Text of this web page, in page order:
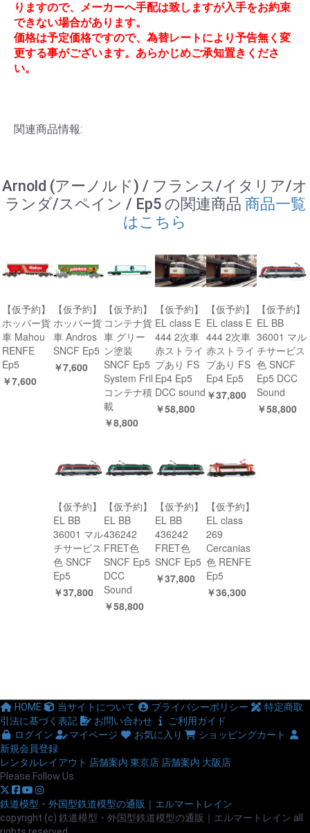
りますので、メーカーへ手配は致しますが入手をお約束
できない場合があります。
価格は予定価格ですので、為替レートにより予告無く変
更する事がございます。あらかじめご承知置きくださ
い。
関連商品情報:
Arnold (アーノルド) / フランス/イタリア/オ
ランダ/スペイン / Ep5 の関連商品 商品一覧
はこちら
【仮予約】
ホッパー貨
車 Mahou
RENFE
Ep5
￥7,600
【仮予約】
ホッパー貨
車 Andros
SNCF Ep5
￥7,600
【仮予約】
コンテナ貨
車 グリー
ン塗装
SNCF Ep5
System Fril
コンテナ積
載
￥8,800
【仮予約】
EL class E
444 2次車
赤ストライ
プあり FS
Ep4 Ep5
DCC sound
￥58,800
【仮予約】
EL class E
444 2次車
赤ストライ
プあり FS
Ep4 Ep5
￥37,800
【仮予約】
EL BB
36001 マル
チサービス
色 SNCF
Ep5 DCC
Sound
￥58,800
【仮予約】
EL BB
36001 マル
チサービス
色 SNCF
Ep5
￥37,800
【仮予約】
EL BB
436242
FRET色
SNCF Ep5
DCC
Sound
￥58,800
【仮予約】
EL BB
436242
FRET色
SNCF Ep5
￥37,800
【仮予約】
EL class
269
Cercanias
色 RENFE
Ep5
￥36,300
HOME 当サイトについて プライバシーポリシー
特定商取
引法に基づく表記
お問い合わせ
ご利用ガイド
ログイン
マイページ お気に入り
ショッピングカート
新規会員登録
レンタルレイアウト 店舗案内 東京店 店舗案内 大阪店
Please Follow Us.
鉄道模型・外国型鉄道模型の通販｜エルマートレイン
copyright (c) 鉄道模型・外国型鉄道模型の通販｜エルマートレイン all